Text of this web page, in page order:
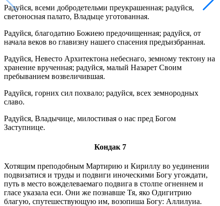
Радуйся, всеми добродетельми преукрашенная; радуйся,
светоносная палато, Владыце уготованная.
Радуйся, благодатию Божиею предочищенная; радуйся, от
начала веков во главизну нашего спасения предъизбранная.
Радуйся, Невесто Архитектона небеснаго, земному тектону на
хранение врученная; радуйся, малый Назарет Своим
пребыванием возвеличившая.
Радуйся, горних сил похвало; радуйся, всех земнородных
славо.
Радуйся, Владычице, милостивая о нас пред Богом
Заступнице.
Кондак 7
Хотящим преподобным Мартирию и Кириллу во уединении
подвизатися и труды и подвиги иноческими Богу угождати,
путь в место вожделеваемаго подвига в столпе огненнем и
гласе указала еси. Они же познавше Тя, яко Одигитрию
благую, спутешествующую им, возопиша Богу: Аллилуиа.